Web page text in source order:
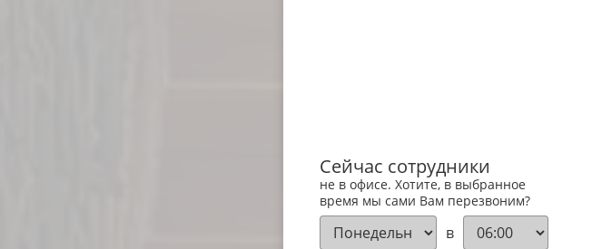
Сейчас сотрудники
не в офисе. Хотите, в выбранное
время мы сами Вам перезвоним?
в